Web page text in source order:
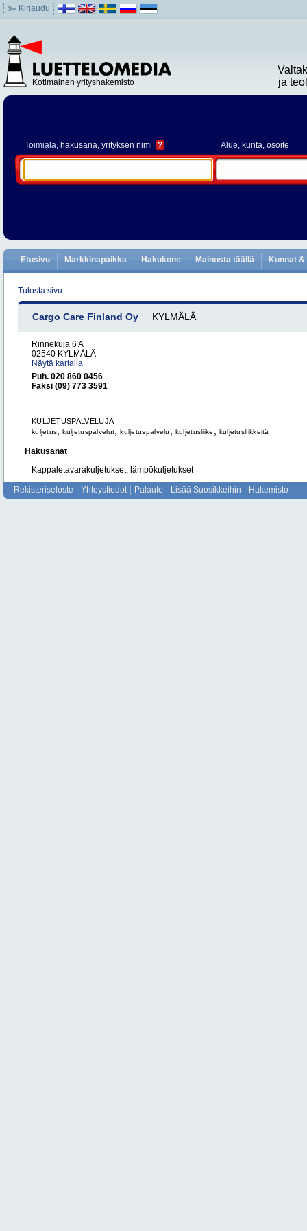
Kirjaudu
Kotimainen yrityshakemisto
ja
Toimiala, hakusana, yrityksen nimi ? Alue, kunta, osoite
Etusivu Markkinapaikka Hakukone Mainosta täällä Kunnat
Tulosta sivu
Cargo Care Finland Oy KYLMÄLÄ
Rinnekuja 6 A
02540 KYLMÄLÄ
Näytä kartalla
Puh. 020 860 0456
Faksi (09) 773 3591
KULJETUSPALVELUJA
kuljetus ,kuljetuspalvelut ,kuljetuspalvelu kuljetusliike kuljetusliikkeitä
Hakusanat
Kappaletavarakuljetukset, lämpökuljetukset
Rekisteriseloste Yhteystiedot Palaute Lisää Suosikkeihin Hakemisto